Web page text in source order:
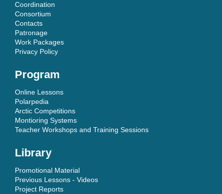
Coordination
Consortium
Contacts
Patronage
Work Packages
Privacy Policy
Program
Online Lessons
Polarpedia
Arctic Competitions
Montioring Systems
Teacher Workshops and Training Sessions
Library
Promotional Material
Previous Lessons - Videos
Project Reports